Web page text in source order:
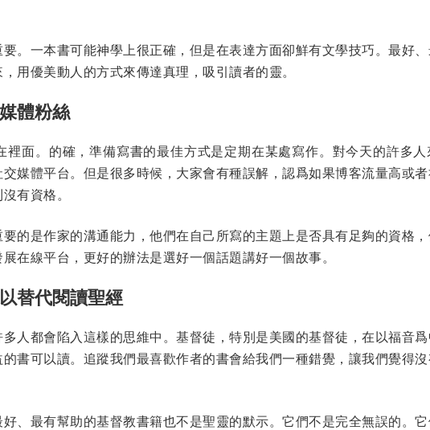
。一本書可能神學上很正確，但是在表達方面卻鮮有文學技巧。最好
用優美動人的方式來傳達真理，吸引讀者的靈。
體粉絲
面。的確，準備寫書的最佳方式是定期在某處寫作。對今天的許多人
媒體平台。但是很多時候，大家會有種誤解，認爲如果博客流量高或
有資格。
的是作家的溝通能力，他們在自己所寫的主題上是否具有足夠的資格
在線平台，更好的辦法是選好一個話題講好一個故事。
替代閱讀聖經
人都會陷入這樣的思維中。基督徒，特別是美國的基督徒，在以福音
書可以讀。追蹤我們最喜歡作者的書會給我們一種錯覺，讓我們覺得
、最有幫助的基督教書籍也不是聖靈的默示。它們不是完全無誤的。